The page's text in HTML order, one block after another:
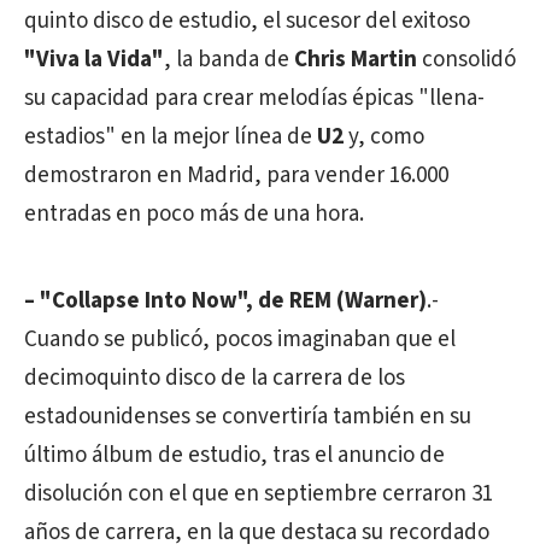
quinto disco de estudio, el sucesor del exitoso
"Viva la Vida", la banda de Chris Martin consolidó
su capacidad para crear melodías épicas "llena-
estadios" en la mejor línea de U2y, como
demostraron en Madrid, para vender 16.000
entradas en poco más de una hora.
– "Collapse Into Now", de REM (Warner).-
Cuando se publicó, pocos imaginaban que el
decimoquinto disco de la carrera de los
estadounidenses se convertiría también en su
último álbum de estudio, tras el anuncio de
disolución con el que en septiembre cerraron 31
años de carrera, en la que destaca su recordado